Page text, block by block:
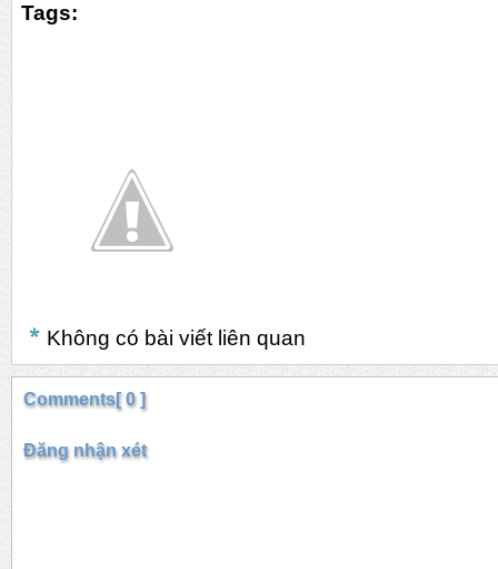
Tags:
Không có bài viết liên quan
Comments[ 0 ]
Đăng nhận xét